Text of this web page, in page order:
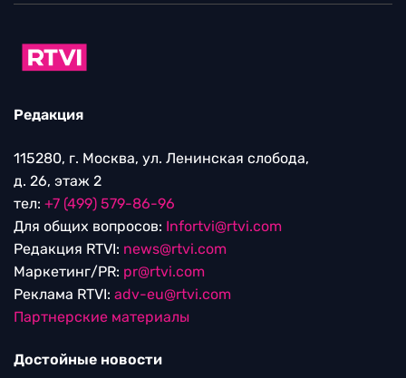
Редакция
115280, г. Москва, ул. Ленинская слобода,
д. 26, этаж 2
тел: +7 (499) 579-86-96
Для общих вопросов: Infortvi@rtvi.com
Редакция RTVI: news@rtvi.com
Маркетинг/PR: pr@rtvi.com
Реклама RTVI: adv-eu@rtvi.com
Партнерские материалы
Достойные новости